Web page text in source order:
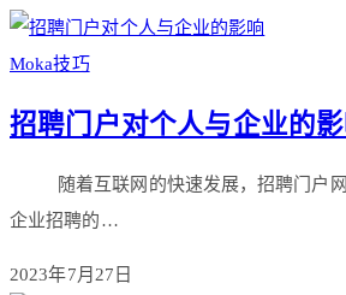
Moka技巧
招聘门户对个人与企业的
随着互联网的快速发展，招聘门户
企业招聘的…
2023年7月27日